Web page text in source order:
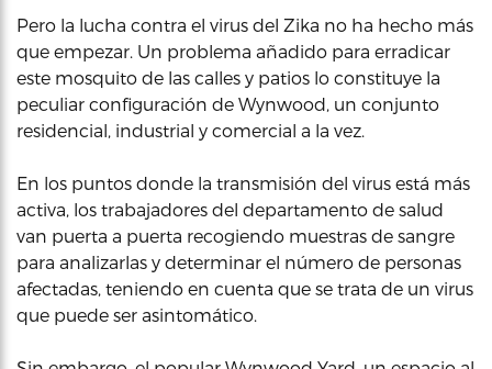
Pero la lucha contra el virus del Zika no ha hecho más
que empezar. Un problema añadido para erradicar
este mosquito de las calles y patios lo constituye la
peculiar configuración de Wynwood, un conjunto
residencial, industrial y comercial a la vez.
En los puntos donde la transmisión del virus está más
activa, los trabajadores del departamento de salud
van puerta a puerta recogiendo muestras de sangre
para analizarlas y determinar el número de personas
afectadas, teniendo en cuenta que se trata de un virus
que puede ser asintomático.